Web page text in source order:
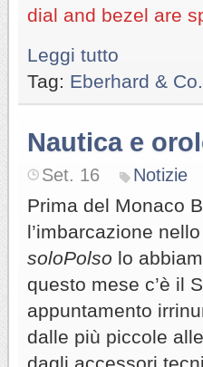
dial and bezel are
Leggi tutto
Tag: Eberhard & Co.
Nautica e
Set. 16 Notizie
Prima del Monaco
l’imbarcazione
soloPolso lo
questo mese c’è il
appuntamento
dalle più piccole
dagli accessori